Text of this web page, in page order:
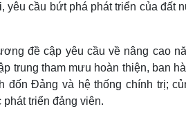
yêu cầu bứt phá phát triển của đất
đề cập yêu cầu về nâng cao
trung tham mưu hoàn thiện, ban
đốn Đảng và hệ thống chính trị;
triển đảng viên.